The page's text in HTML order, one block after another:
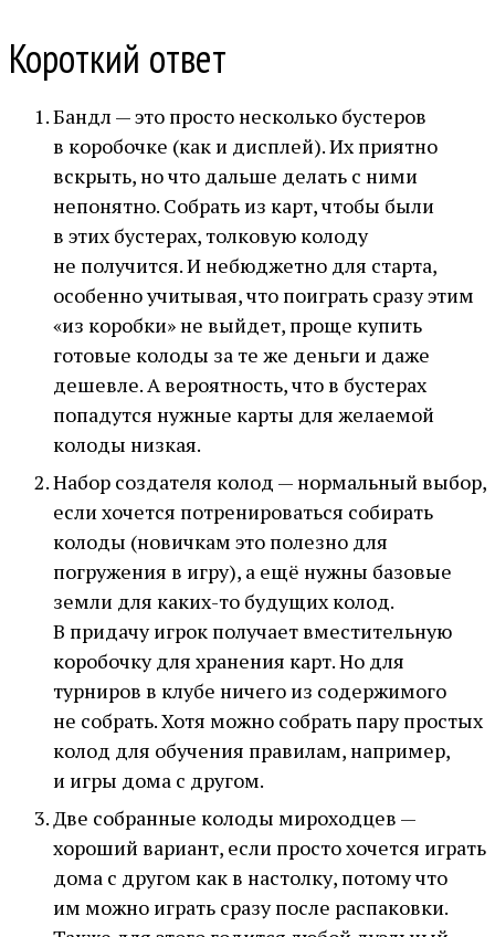
Короткий ответ
Бандл — это просто несколько бустеров
в коробочке (как и дисплей). Их приятно
вскрыть, но что дальше делать с ними
непонятно. Собрать из карт, чтобы были
в этих бустерах, толковую колоду
не получится. И небюджетно для старта,
особенно учитывая, что поиграть сразу этим
«из коробки» не выйдет, проще купить
готовые колоды за те же деньги и даже
дешевле. А вероятность, что в бустерах
попадутся нужные карты для желаемой
колоды низкая.
Набор создателя колод — нормальный выбор,
если хочется потренироваться собирать
колоды (новичкам это полезно для
погружения в игру), а ещё нужны базовые
земли для каких-то будущих колод.
В придачу игрок получает вместительную
коробочку для хранения карт. Но для
турниров в клубе ничего из содержимого
не собрать. Хотя можно собрать пару простых
колод для обучения правилам, например,
и игры дома с другом.
Две собранные колоды мироходцев —
хороший вариант, если просто хочется играть
дома с другом как в настолку, потому что
им можно играть сразу после распаковки.